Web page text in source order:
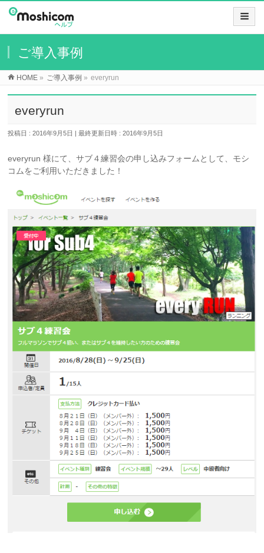
ご導入事例
HOME » ご導入事例 » everyrun
everyrun
投稿日 : 2016年9月5日 最終更新日時 : 2016年9月5日
everyrun 様にて、サブ４練習会の申し込みフォームとして、モシ
コムをご利用いただきました！